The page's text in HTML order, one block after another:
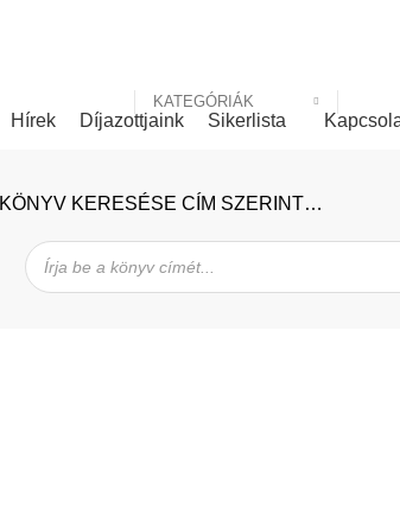
KATEGÓRIÁK
Hírek Díjazottjaink Sikerlista
KÖNYV KERESÉSE CÍM SZERINT…
Products
search